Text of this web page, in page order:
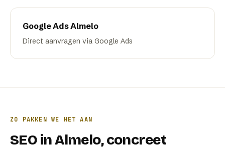
Google AdsAlmelo
Direct aanvragen via Google Ads
ZO PAKKEN WE HET AAN
SEO inAlmelo, concreet